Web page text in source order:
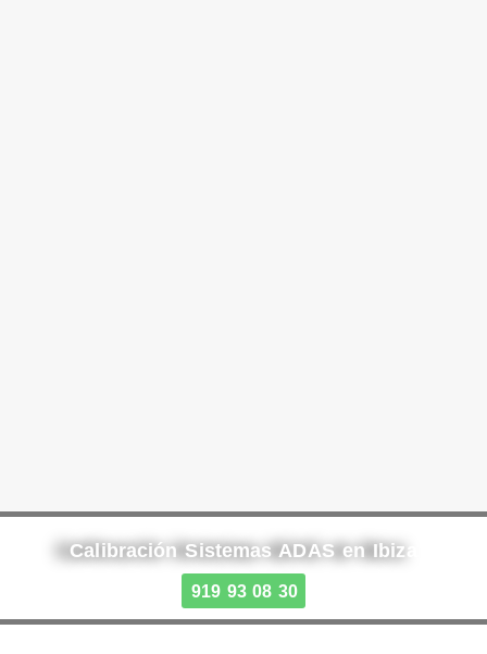
Calibración Sistemas ADAS en Ibiza
919 93 08 30